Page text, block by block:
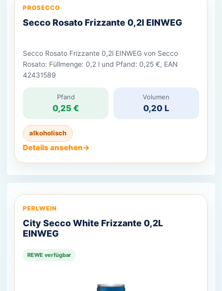
PROSECCO
Secco Rosato Frizzante 0,2l EINWEG
Secco Rosato Frizzante 0,2l EINWEG von Secco
Rosato: Füllmenge: 0,2 l und Pfand: 0,25 €, EAN
42431589
Pfand
0,25 €
Volumen
0,20 L
alkoholisch
Details ansehen→
PERLWEIN
City Secco White Frizzante 0,2L
EINWEG
REWE verfügbar